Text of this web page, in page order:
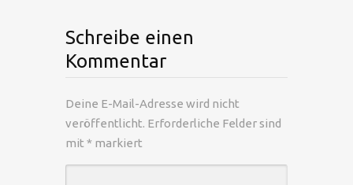
Schreibe einen
Kommentar
Deine E-Mail-Adresse wird nicht
veröffentlicht. Erforderliche Felder sind
mit * markiert